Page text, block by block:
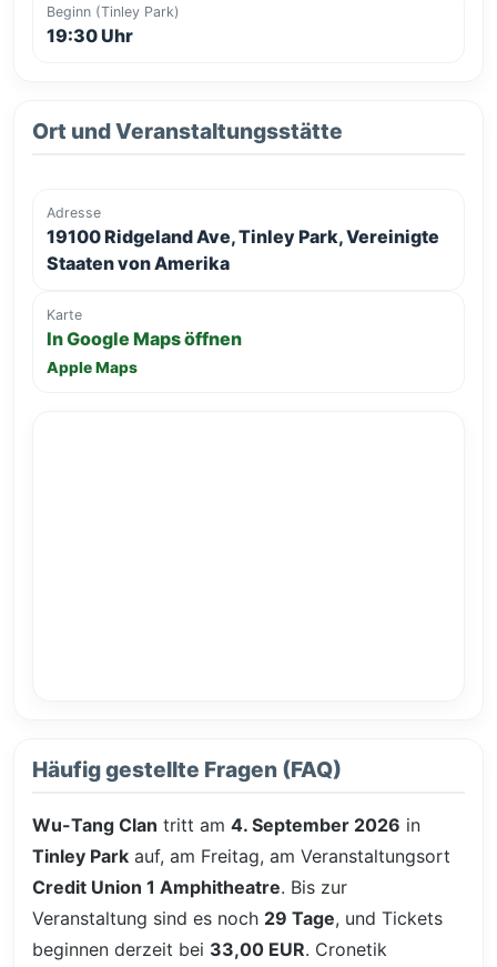
Beginn (Tinley Park)
19:30 Uhr
Ort und Veranstaltungsstätte
Adresse
19100 Ridgeland Ave, Tinley Park, Vereinigte
Staaten von Amerika
Karte
In Google Maps öffnen
Apple Maps
Häufig gestellte Fragen (FAQ)
Wu-Tang Clan tritt am 4. September 2026 in
Tinley Park auf, am Freitag, am Veranstaltungsort
Credit Union 1 Amphitheatre. Bis zur
Veranstaltung sind es noch 29 Tage, und Tickets
beginnen derzeit bei 33,00 EUR. Cronetik